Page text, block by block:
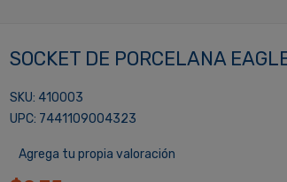
SOCKET DE PORCELANA
SKU: 410003
UPC: 7441109004323
Agrega tu propia valoración